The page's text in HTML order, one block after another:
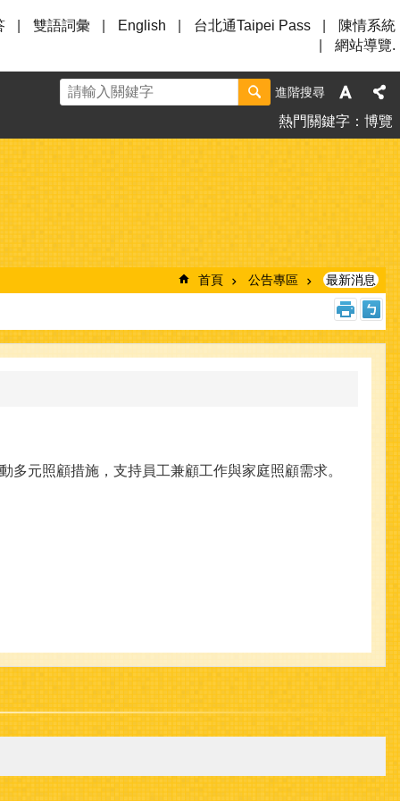
雙語詞彙 English 台北通Taipei Pass
陳情系統
網站導覽.
進階搜尋
熱門關鍵字 博覽
首頁 公告專區 最新消息
元照顧措施，支持員工兼顧工作與家庭照顧需求。